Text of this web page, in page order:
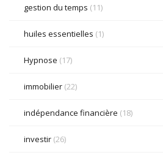
gestion du temps (11)
huiles essentielles (1)
Hypnose (17)
immobilier (22)
indépendance financière (18)
investir (26)